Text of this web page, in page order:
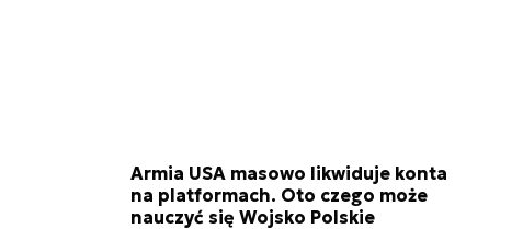
Armia USA masowo likwiduje konta
na platformach. Oto czego może
nauczyć się Wojsko Polskie